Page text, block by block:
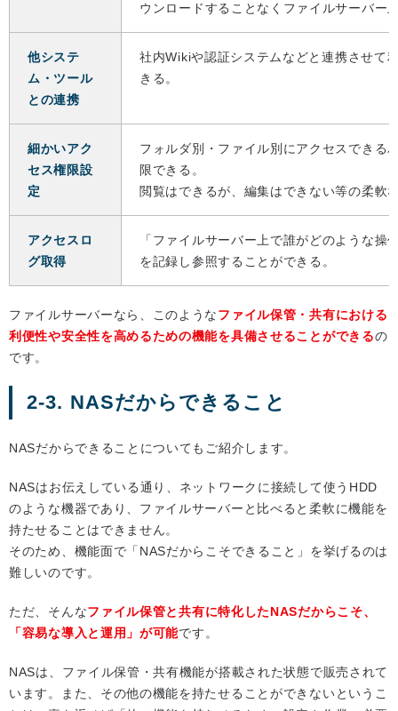
ウンロードすることなくファイルサーバー
他システ
ム・ツール
との連携
社内Wikiや認証システムなどと連携させて
きる。
細かいアク
セス権限設
定
フォルダ別・ファイル別にアクセスできる
限できる。
閲覧はできるが、編集はできない等の柔軟
アクセスロ
グ取得
「ファイルサーバー上で誰がどのような操
を記録し参照することができる。
ファイルサーバーなら、このようなファイル保管・共有における
利便性や安全性を高めるための機能を具備させることができるの
です。
2-3. NASだからできること
NASだからできることについてもご紹介します。
NASはお伝えしている通り、ネットワークに接続して使うHDD
のような機器であり、ファイルサーバーと比べると柔軟に機能を
持たせることはできません。
そのため、機能面で「NASだからこそできること」を挙げるのは
難しいのです。
ただ、そんなファイル保管と共有に特化したNASだからこそ、
「容易な導入と運用」が可能です。
NASは、ファイル保管・共有機能が搭載された状態で販売されて
います。また、その他の機能を持たせることができないというこ